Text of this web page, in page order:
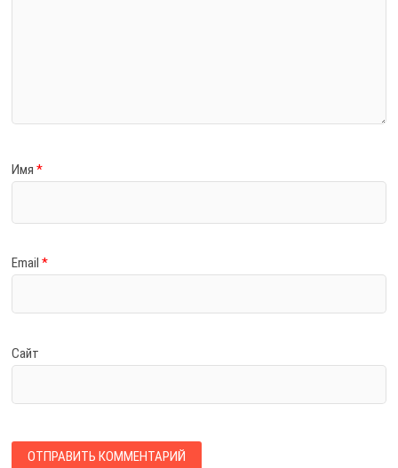
Имя*
Email*
Сайт